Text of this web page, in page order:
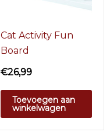
Cat Activity Fun
Board
€26,99
Toevoegen aan
winkelwagen